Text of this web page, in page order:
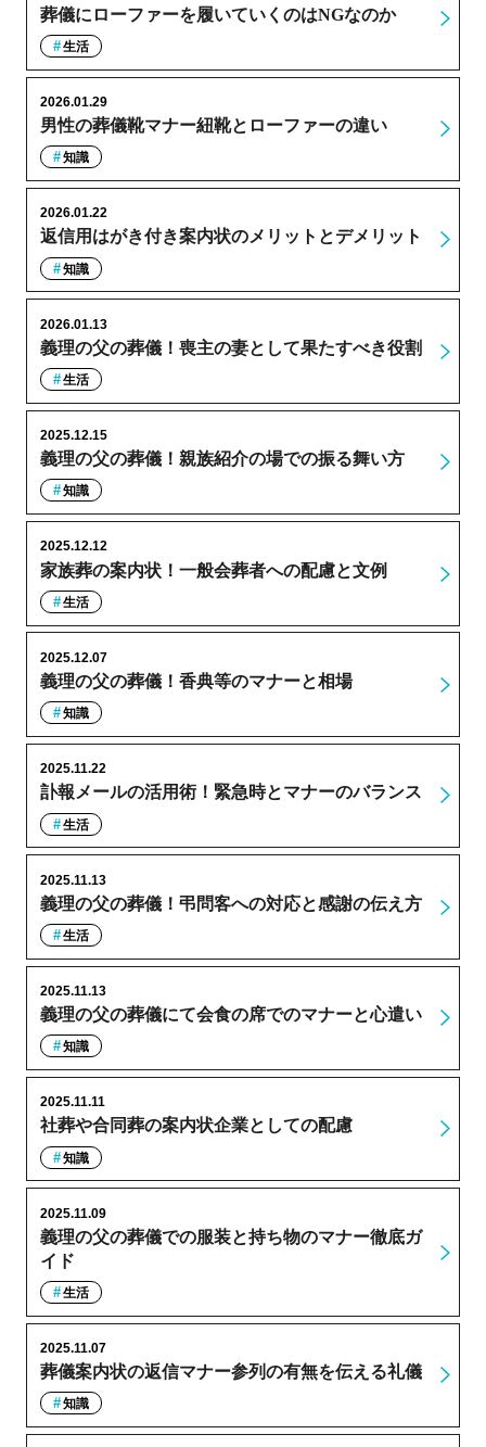
葬儀にローファーを履いていくのはNGなのか
生活
男性の葬儀靴マナー紐靴とローファーの違い
2026.01.29
知識
返信用はがき付き案内状のメリットとデメリット
2026.01.22
知識
義理の父の葬儀！喪主の妻として果たすべき役割
2026.01.13
生活
義理の父の葬儀！親族紹介の場での振る舞い方
2025.12.15
知識
家族葬の案内状！一般会葬者への配慮と文例
2025.12.12
生活
義理の父の葬儀！香典等のマナーと相場
2025.12.07
知識
訃報メールの活用術！緊急時とマナーのバランス
2025.11.22
生活
義理の父の葬儀！弔問客への対応と感謝の伝え方
2025.11.13
生活
義理の父の葬儀にて会食の席でのマナーと心遣い
2025.11.13
知識
社葬や合同葬の案内状企業としての配慮
2025.11.11
知識
義理の父の葬儀での服装と持ち物のマナー徹底ガ
イド
2025.11.09
生活
葬儀案内状の返信マナー参列の有無を伝える礼儀
2025.11.07
知識